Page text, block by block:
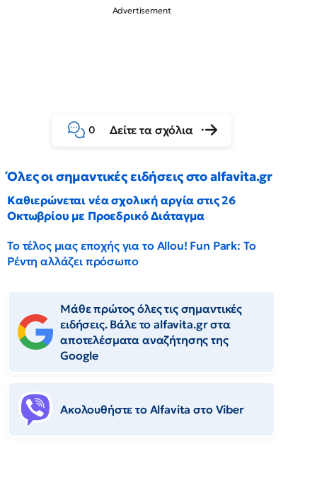
0 Δείτε τα σχόλια
Όλες οι σημαντικές ειδήσεις στο alfavita.gr
Καθιερώνεται νέα σχολική αργία στις 26
Οκτωβρίου με Προεδρικό Διάταγμα
Το τέλος μιας εποχής για το Allou! Fun Park: Το
Ρέντη αλλάζει πρόσωπο
Μάθε πρώτος όλες τις σημαντικές
ειδήσεις. Βάλε το alfavita.gr στα
αποτελέσματα αναζήτησης της
Google
Ακολουθήστε το Αlfavita στο Viber